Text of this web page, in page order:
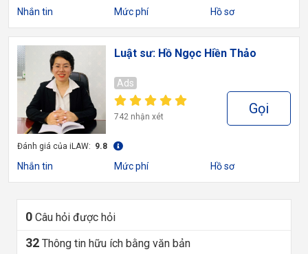
Nhắn tin Mức phí Hồ sơ
Luật sư: Hồ Ngọc Hiền Thảo
Ads
742 nhận xét Gọi
Đánh giá của iLAW: 9.8
Nhắn tin Mức phí Hồ sơ
0 Câu hỏi được hỏi
32 Thông tin hữu ích bằng văn bản